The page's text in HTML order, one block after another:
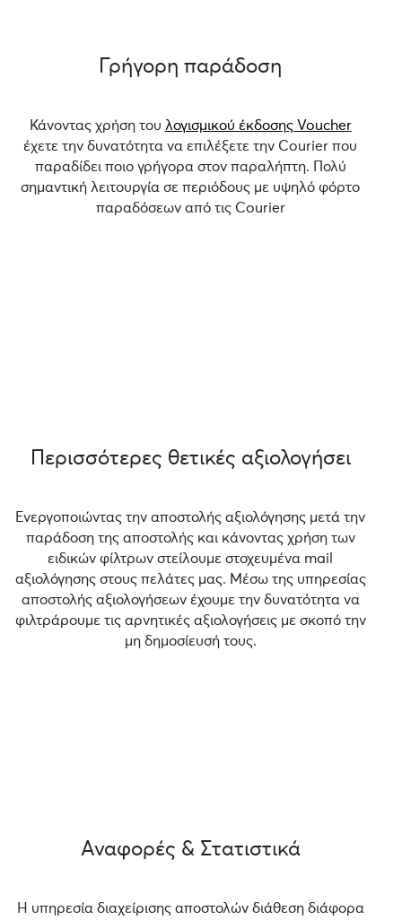
Γρήγορη παράδοση
Κάνοντας χρήση του λογισμικού έκδοσης Voucher
έχετε την δυνατότητα να επιλέξετε την Courier που
παραδίδει ποιο γρήγορα στον παραλήπτη. Πολύ
σημαντική λειτουργία σε περιόδους με υψηλό φόρτο
παραδόσεων από τις Courier
Περισσότερες θετικές αξιολογήσει
Ενεργοποιώντας την αποστολής αξιολόγησης μετά την
παράδοση της αποστολής και κάνοντας χρήση των
ειδικών φίλτρων στείλουμε στοχευμένα mail
αξιολόγησης στους πελάτες μας. Μέσω της υπηρεσίας
αποστολής αξιολογήσεων έχουμε την δυνατότητα να
φιλτράρουμε τις αρνητικές αξιολογήσεις με σκοπό την
μη δημοσίευσή τους.
Αναφορές & Στατιστικά
Η υπηρεσία διαχείρισης αποστολών διάθεση διάφορα